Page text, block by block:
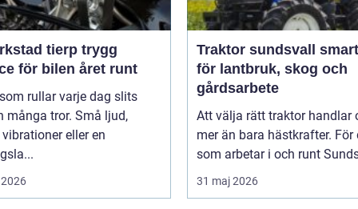
tierp trygg
för bilen året runt
rullar varje dag slits
många tror. Små ljud,
eller en
Traktor sundsvall smarta val
för lantbruk, skog och
gårdsarbete
Att välja rätt traktor handlar
mer än bara hästkrafter. För
som arbetar i och runt
31 maj 2026